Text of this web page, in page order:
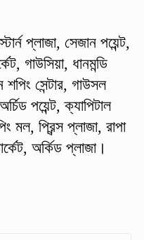
প্লাজা, সেজান পয়েন্ট,
গাউসিয়া, ধানমন্ডি
শপিং সেন্টার, গাউসল
পয়েন্ট, ক্যাপিটাল
মল, প্রিন্স প্লাজা, রাপা
অর্কিড প্লাজা।